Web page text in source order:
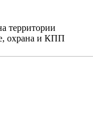
территории
охрана и КПП